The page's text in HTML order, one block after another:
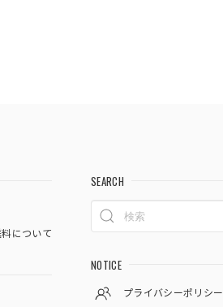
について
SEARCH
NOTICE
プライバシーポリシー